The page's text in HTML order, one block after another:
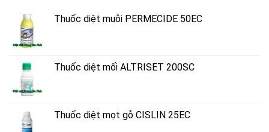
Thuốc diệt muỗi PERMECIDE 50EC
Thuốc diệt mối ALTRISET 200SC
Thuốc diệt mọt gỗ CISLIN 25EC